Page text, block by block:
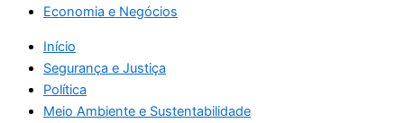
Economia e Negócios
Início
Segurança e Justiça
Política
Meio Ambiente e Sustentabilidade